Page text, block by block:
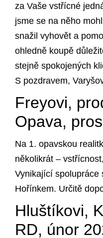
za Vaše vstřícné
jsme se na něho
snažil vyhovět a
ohledně koupě
stejně spokojených
S pozdravem,
Freyovi,
Opava,
Na 1. opavskou
několikrát –
Vynikající spolupráce
Hořínkem. Určitě
Hluštíkovi,
RD, únor